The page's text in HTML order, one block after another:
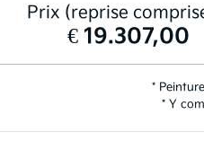
Prix (reprise
€ 19.307,00
*
* Y